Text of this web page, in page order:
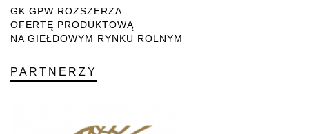
GK GPW ROZSZERZA
OFERTĘ PRODUKTOWĄ
NA GIEŁDOWYM RYNKU ROLNYM
PARTNERZY